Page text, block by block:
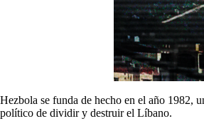
Hezbola se funda de hecho en el año 1982,
político de dividir y destruir el Líbano.